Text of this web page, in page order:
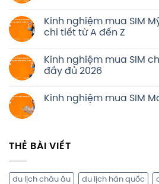
Kinh nghiệm mua SIM
chi tiết từ A đến Z
Kinh nghiệm mua SIM
đầy đủ 2026
Kinh nghiệm mua SIM
THẺ BÀI VIẾT
du lịch châu âu du lịch hàn quốc